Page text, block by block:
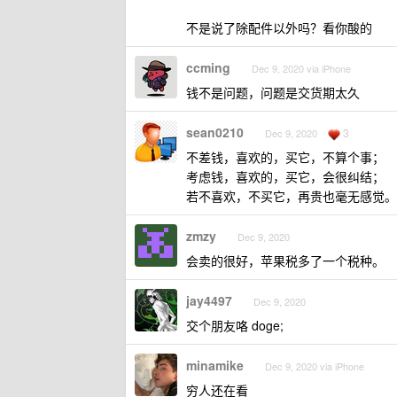
不是说了除配件以外吗？看你酸的
ccming Dec 9, 2020 via iPhone
钱不是问题，问题是交货期太久
sean0210 Dec 9, 2020 3
不差钱，喜欢的，买它，不算个事；
考虑钱，喜欢的，买它，会很纠结；
若不喜欢，不买它，再贵也毫无感觉。
zmzy Dec 9, 2020
会卖的很好，苹果税多了一个税种。
jay4497 Dec 9, 2020
交个朋友咯 doge;
minamike Dec 9, 2020 via iPhone
穷人还在看